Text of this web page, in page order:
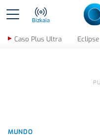
Bizkaia
Caso Plus Ultra Eclipse
MUNDO